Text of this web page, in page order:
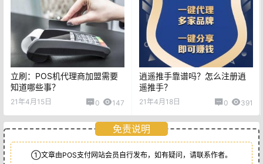
立刷：POS机代理商加盟需要
知道哪些事？
21年4月15日 0 147
逍遥推手靠谱吗？怎么注册逍
遥推手？
21年4月18日 0 391
免责说明
①文章由POS支付网站会员自行发布，如有疑问，请联系作者。